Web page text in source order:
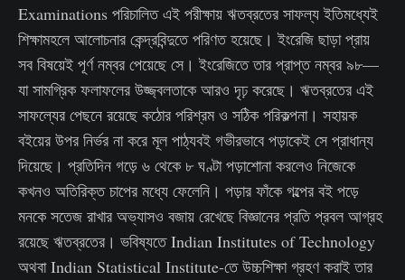
Examinations পরিচালিত এই পরীক্ষায় ঋতব্রতের সাফল্য ইতিমধ্যেই
শিক্ষামহলে আলোচনার কেন্দ্রবিন্দুতে পরিণত হয়েছে। ইংরেজি ছাড়া প্রায়
সব বিষয়েই পূর্ণ নম্বর পেয়েছে সে। ইংরেজিতে তার প্রাপ্ত নম্বর ৯৮—
যা সামগ্রিক ফলাফলের উজ্জ্বলতাকে আরও দৃঢ় করেছে। ঋতব্রতের এই
সাফল্যের পেছনে রয়েছে কঠোর পরিশ্রম ও সঠিক পরিকল্পনা। সহায়ক
বইয়ের উপর নির্ভর না করে মূল পাঠ্যবই গভীরভাবে পড়াকেই সে প্রাধান্য
দিয়েছে। প্রতিদিন গড়ে ৬ থেকে ৮ ঘণ্টা পড়াশোনা করলেও নিজেকে
কখনও অতিরিক্ত চাপের মধ্যে ফেলেনি। পড়ার ফাঁকে গল্পের বই পড়ে
মনকে সতেজ রাখার অভ্যাসও বজায় রেখেছে বিজ্ঞানের প্রতি প্রবল আগ্রহ
রয়েছে ঋতব্রতের। ভবিষ্যতে Indian Institutes of Technology
অথবা Indian Statistical Institute-তে উচ্চশিক্ষা গ্রহণ করাই তার